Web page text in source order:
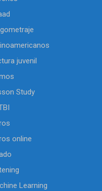
juvenil
Study
online
Learning